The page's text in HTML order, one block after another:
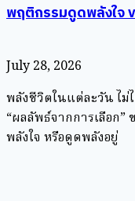
พฤติกรรมดูดพลังใจ
July 28, 2026
พลังชีวิตในแต่ละวัน ไ
“ผลลัพธ์จากการเลือก
พลังใจ หรือดูดพลังอยู่